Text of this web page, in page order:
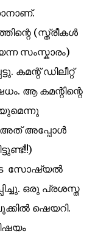
(സ്ത്രീകള്‍
സംസ്കാരം)
കമന്റ് ഡിലീറ്റ്
ആ കമന്റിന്റെ
അത് അപ്പോള്‍
സോഷ്യല്‍
ഒരു പ്രശസ്ത
ഷെയറി.